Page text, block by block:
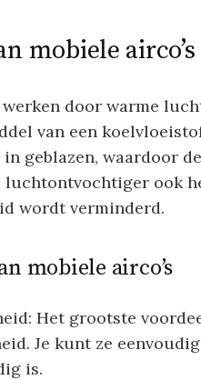
mobiele airco’s
werken door warme
van een
geblazen, waardoor
luchtontvochtiger ook
wordt verminderd.
mobiele airco’s
Het grootste
Je kunt ze
is.